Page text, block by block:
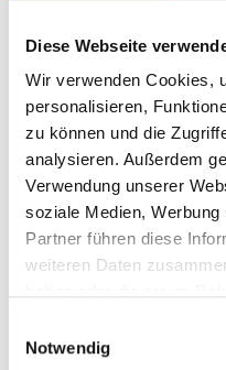
Diese Webseite
Wir verwenden Cookies,
personalisieren,
zu können und die
analysieren. Außerdem
Verwendung unserer
soziale Medien,
Partner führen diese
weiteren Daten
Notwendig